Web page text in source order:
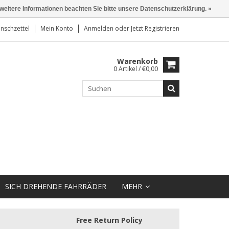
Mein Konto Anmelden oder Jetzt Registrieren
Warenkorb
0 Artikel / €0,00
SICH DREHENDE FAHRRÄDER MEHR
Free Return Policy
Informationen beachten Sie bitte unsere Datenschutzerklärung. »